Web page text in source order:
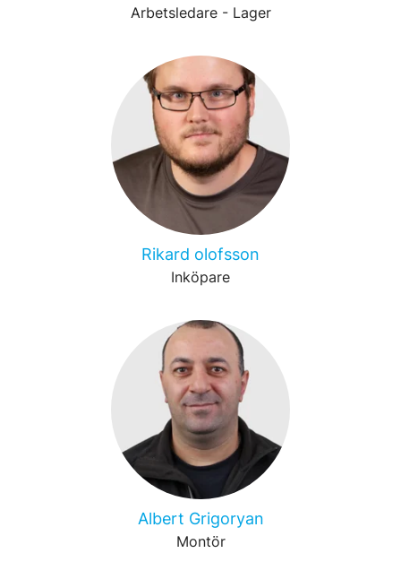
Arbetsledare - Lager
Rikard olofsson
Inköpare
Albert Grigoryan
Montör